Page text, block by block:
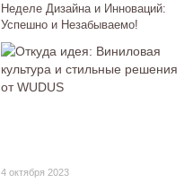
Неделе Дизайна и Инноваций:
Успешно и Незабываемо!
4 октября 2023